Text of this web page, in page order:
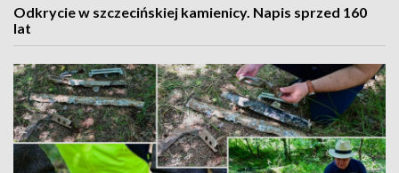
Odkrycie w szczecińskiej kamienicy. Napis sprzed 160
lat